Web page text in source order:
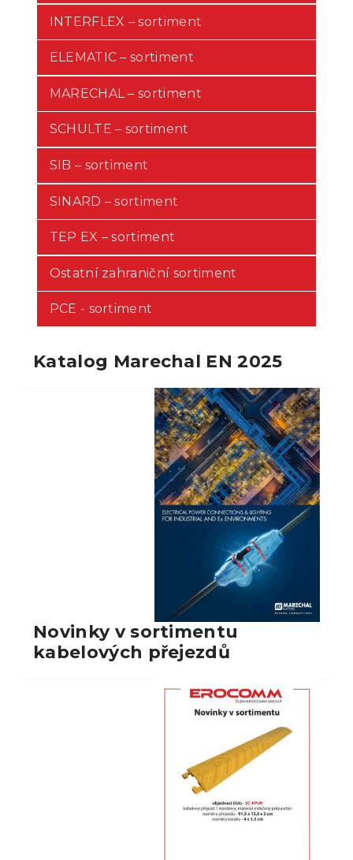
INTERFLEX – sortiment
ELEMATIC – sortiment
MARECHAL – sortiment
SCHULTE – sortiment
SIB – sortiment
SINARD – sortiment
TEP EX – sortiment
Ostatní zahraniční sortiment
PCE - sortiment
Katalog Marechal EN 2025
Novinky v sortimentu
kabelových přejezdů